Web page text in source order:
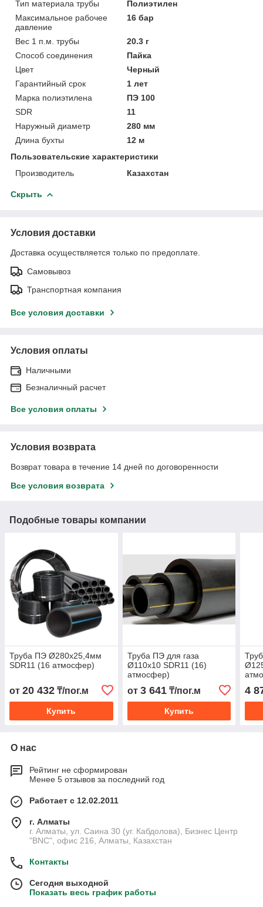
Тип материала трубы
Полиэтилен
Максимальное рабочее
давление
16 бар
Вес 1 п.м. трубы
20.3 г
Способ соединения
Пайка
Цвет
Черный
Гарантийный срок
1 лет
Марка полиэтилена
ПЭ 100
SDR
11
Наружный диаметр
280 мм
Длина бухты
12 м
Пользовательские характеристики
Производитель
Казахстан
Скрыть
Условия доставки
Доставка осуществляется только по предоплате.
Самовывоз
Транспортная компания
Все условия доставки
Условия оплаты
Наличными
Безналичный расчет
Все условия оплаты
Условия возврата
Возврат товара в течение 14 дней по договоренности
Все условия возврата
Подобные товары компании
Труба ПЭ Ø280х25,4мм
SDR11 (16 атмосфер)
от 20 432 ₸/пог.м
Купить
Труба ПЭ для газа
Ø110х10 SDR11 (16)
атмосфер)
от 3 641₸/пог.м
Купить
4
О нас
Рейтинг не сформирован
Менее 5 отзывов за последний год
Работает с 12.02.2011
г. Алматы
г. Алматы, ул. Саина 30 (уг. Кабдолова), Бизнес Центр
"BNC", офис 216, Алматы, Казахстан
Контакты
Сегодня выходной
Показать весь график работы